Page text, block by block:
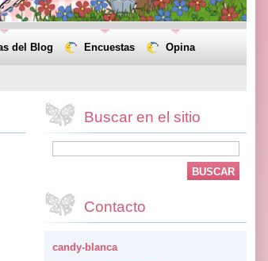
Buscar en el sitio
Contacto
candy-blanca
del Blog Encuestas Opina